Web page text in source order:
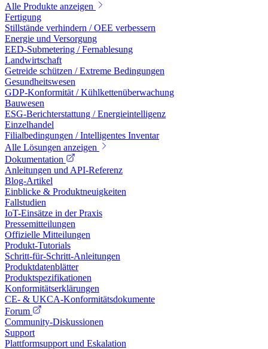
Alle Produkte anzeigen
Fertigung
Stillstände verhindern / OEE verbessern
Energie und Versorgung
EED-Submetering / Fernablesung
Landwirtschaft
Getreide schützen / Extreme Bedingungen
Gesundheitswesen
GDP-Konformität / Kühlkettenüberwachung
Bauwesen
ESG-Berichterstattung / Energieintelligenz
Einzelhandel
Filialbedingungen / Intelligentes Inventar
Alle Lösungen anzeigen
Dokumentation
Anleitungen und API-Referenz
Blog-Artikel
Einblicke & Produktneuigkeiten
Fallstudien
IoT-Einsätze in der Praxis
Pressemitteilungen
Offizielle Mitteilungen
Produkt-Tutorials
Schritt-für-Schritt-Anleitungen
Produktdatenblätter
Produktspezifikationen
Konformitätserklärungen
CE- & UKCA-Konformitätsdokumente
Forum
Community-Diskussionen
Support
Plattformsupport und Eskalation